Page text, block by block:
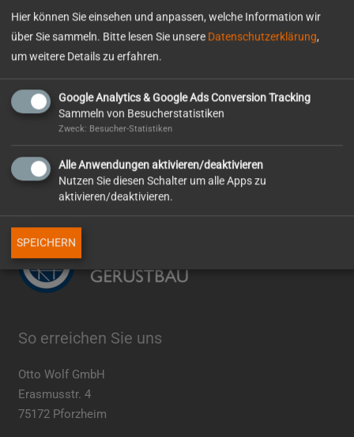
Bauleitung
Architekturbüro Peter Thome Kehl
Schmuckwelten
Mitgliedschaften
So erreichen Sie uns
Otto Wolf GmbH
Erasmusstr. 4
75172 Pforzheim
Hier können Sie einsehen und anpassen, welche Information wir
über Sie sammeln. Bitte lesen Sie unsere Datenschutzerklärung,
um weitere Details zu erfahren.
Google Analytics & Google Ads Conversion Tracking
Sammeln von Besucherstatistiken
Zweck: Besucher-Statistiken
Alle Anwendungen aktivieren/deaktivieren
Nutzen Sie diesen Schalter um alle Apps zu
aktivieren/deaktivieren.
SPEICHERN